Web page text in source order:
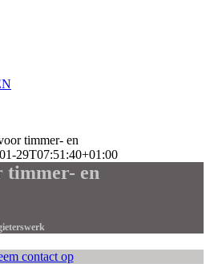
timmer- en
29T07:51:40+01:00
timmer- en
contact op